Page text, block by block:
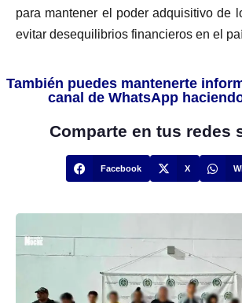
para mantener el poder adquisitivo de
evitar desequilibrios financieros en el
También puedes mantenerte
canal de WhatsApp
Comparte en tus redes
Facebook X